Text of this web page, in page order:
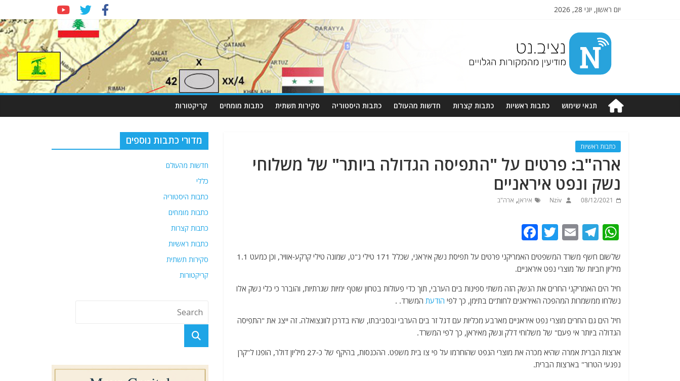
יום ראשון, יוני 28, 2026
Nziv.net
מודיעין
מהמקורות
תנאי שימוש כתבות ראשיות כתבות קצרות חדשות מהעולם כתבות היסטוריה סקירות תשתית כתבות מומחים קריקטורות
כתבות ראשיות
ארה"ב: פרטים על "התפיסה הגדולה ביותר" של משלוחי
נשק ונפט איראניים
08/12/2021
Nziv איראן, ארה"ב
W
at
s
A
p
p
T
e
g
ra
m
E
ai
l
T
itt
er
c
e
b
o
o
k
שלשום חשף ​​משרד המשפטים האמריקני פרטים על תפיסת נשק איראני, שכלל 171 טילי נ"ט, שמונה טילי קרקע-אוויר, וכן כמעט 1.1
מיליון חביות של מוצרי נפט איראניים.
חיל הים האמריקני החרים את הנשק הזה משתי ספינות בים הערבי, תוך כדי פעולות בטחון שוטף ימיות שגרתיות, והוברר כי כלי נשק אלו
נשלחו ממשמרות המהפכה האיראנים לחות'ים בתימן, כך לפי הודעת המשרד. .
חיל הים גם החרים מוצרי נפט איראניים מארבע מכליות עם דגל זר בים הערבי ובסביבתו, שהיו בדרכן לוונצואלה. זה ייצג את "התפיסה
הגדולה ביותר אי פעם" של משלוחי דלק ונשק מאיראן, כך לפי המשרד.
ארצות הברית אמרה שהיא מכרה את מוצרי הנפט שהוחרמו על פי צו בית משפט. ההכנסות, בהיקף של כ-27 מיליון דולר, הופנו ל"קרן
נפגעי הטרור" בארצות הברית.
מדורי כתבות נוספים
חדשות מהעולם
כללי
כתבות היסטוריה
כתבות מומחים
כתבות קצרות
כתבות ראשיות
סקירות תשתית
קריקטורות